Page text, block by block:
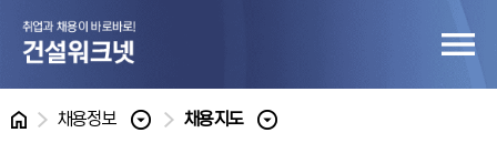
홈 채용정보 채용지도